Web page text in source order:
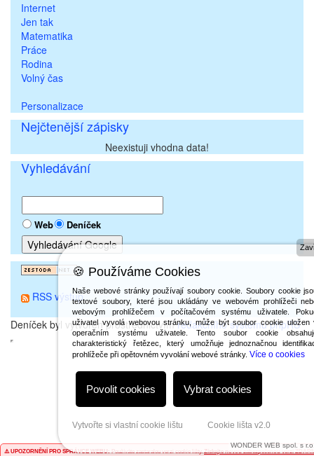
Internet
Jen tak
Matematika
Práce
Rodina
Volný čas
Personalizace
Nejčtenější zápisky
Neexistuji vhodna data!
Vyhledávání
Web Deníček
RSS výstup
Deníček byl vytvořen prostřednictvímredakčního systému phpRS
🍪 Používáme Cookies
Naše webové stránky používají soubory cookie. Soubory cookie
textové soubory, které jsou ukládány ve webovém prohlížeči
webovým prohlížečem v počítačovém systému uživatele.
uživatel vyvolá webovou stránku, může být soubor cookie uložen
operačním systému uživatele. Tento soubor cookie
charakteristický řetězec, který umožňuje jednoznačnou
prohlížeče při opětovném vyvolání webové stránky.Více o cookies
Povolit cookies Vybrat cookies
Vytvořte si vlastní cookie lištu Cookie lišta v2.0
WONDER WEB spol. s
⚠️ UPOZORNĚNÍ PRO SPRÁVCE WEBU:Používáte zastaralou verzi cookie lišty.Získejte novou zabezpečenou verzi